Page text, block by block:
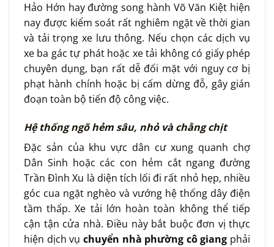
Hảo Hớn hay đường song hành Võ Văn Kiệt hiện
nay được kiểm soát rất nghiêm ngặt về thời gian
và tải trọng xe lưu thông. Nếu chọn các dịch vụ
xe ba gác tự phát hoặc xe tải không có giấy phép
chuyên dụng, bạn rất dễ đối mặt với nguy cơ bị
phạt hành chính hoặc bị cấm dừng đỗ, gây gián
đoạn toàn bộ tiến độ công việc.
Hệ thống ngõ hẻm sâu, nhỏ và chằng chịt
Đặc sản của khu vực dân cư xung quanh chợ
Dân Sinh hoặc các con hẻm cắt ngang đường
Trần Đình Xu là diện tích lối đi rất nhỏ hẹp, nhiều
góc cua ngặt nghèo và vướng hệ thống dây điện
tầm thấp. Xe tải lớn hoàn toàn không thể tiếp
cận tận cửa nhà. Điều này bắt buộc đơn vị thực
hiện dịch vụ chuyển nhà phường cô giang phải